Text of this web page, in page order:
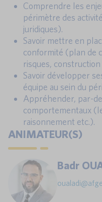
Comprendre les
périmètre des
juridiques).
Savoir mettre en
conformité (plan de
risques,
Savoir développer
équipe au sein du
Appréhender, par-
comportementaux
raisonnement etc.).
ANIMATEUR(S)
Badr